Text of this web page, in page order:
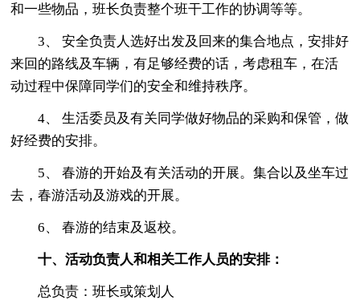
和一些物品，班长负责整个班干工作的协调等等。
3、 安全负责人选好出发及回来的集合地点，安排好
来回的路线及车辆，有足够经费的话，考虑租车，在活
动过程中保障同学们的安全和维持秩序。
4、 生活委员及有关同学做好物品的采购和保管，做
好经费的安排。
5、 春游的开始及有关活动的开展。集合以及坐车过
去，春游活动及游戏的开展。
6、 春游的结束及返校。
十、活动负责人和相关工作人员的安排：
总负责：班长或策划人